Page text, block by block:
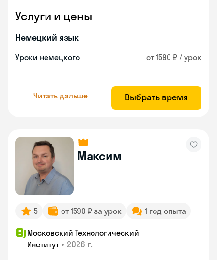
Услуги и цены
Немецкий язык
Уроки немецкого от 1590 ₽ / урок
Читать дальше Выбрать время
Максим
5 от 1590 ₽ за урок 1 год опыта
Московский Технологический
Институт • 2026 г.